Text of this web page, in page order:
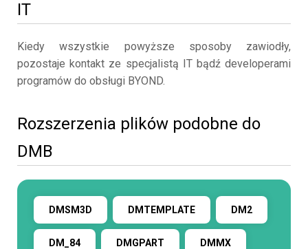
IT
Kiedy wszystkie powyższe sposoby zawiodły,
pozostaje kontakt ze specjalistą IT bądź developerami
programów do obsługi BYOND.
Rozszerzenia plików podobne do
DMB
DMSM3D DMTEMPLATE DM2
DM_84 DMGPART DMMX